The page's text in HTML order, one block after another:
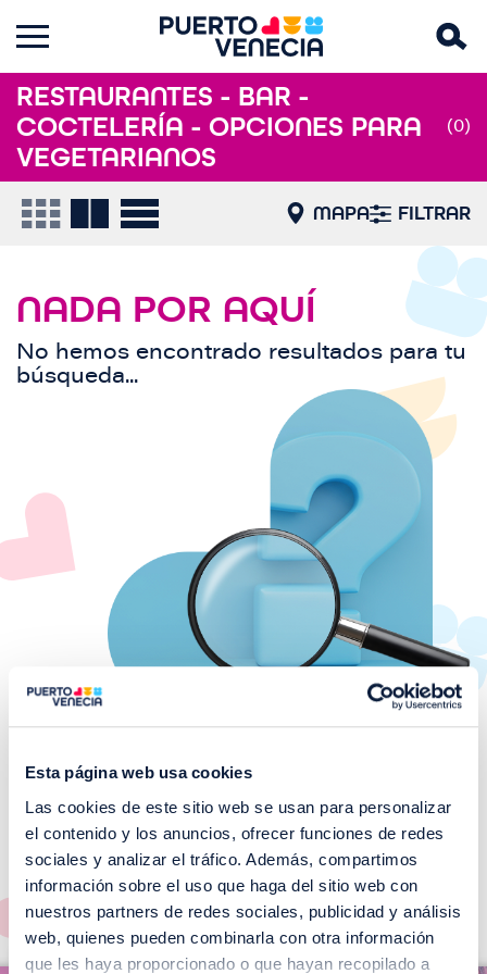
Esta página web usa cookies
Las cookies de este sitio web se usan para personalizar
el contenido y los anuncios, ofrecer funciones de redes
sociales y analizar el tráfico. Además, compartimos
información sobre el uso que haga del sitio web con
nuestros partners de redes sociales, publicidad y análisis
web, quienes pueden combinarla con otra información
que les haya proporcionado o que hayan recopilado a
RESTAURANTES - BAR -
COCTELERÍA - OPCIONES PARA
VEGETARIANOS
(0)
MAPA FILTRAR
NADA POR AQUÍ
No hemos encontrado resultados para tu
búsqueda...
¡No te pierdas nuestros
EVENTOS!
Ver todos >